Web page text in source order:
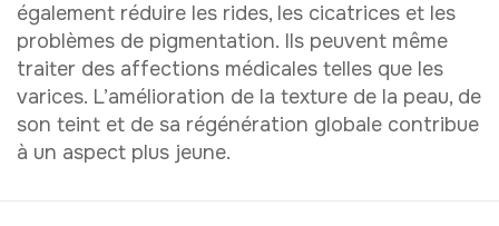
également réduire les rides, les cicatrices et les
problèmes de pigmentation. Ils peuvent même
traiter des affections médicales telles que les
varices. L’amélioration de la texture de la peau, de
son teint et de sa régénération globale contribue
à un aspect plus jeune.